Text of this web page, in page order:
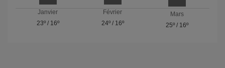
Janvier
23º/ 16º
Février
24º/ 16º
Mars
25º / 16º